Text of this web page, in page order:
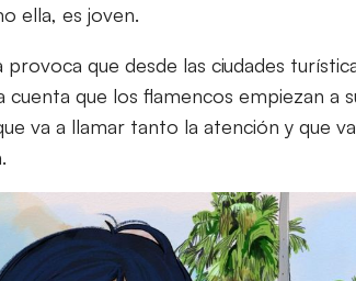
ella, es joven.
que desde las ciudades
cuenta que los flamencos empiezan a
va a llamar tanto la atención y que